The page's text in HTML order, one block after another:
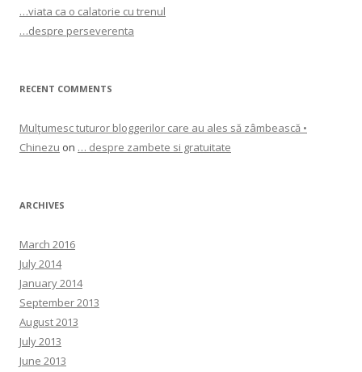
…viata ca o calatorie cu trenul
…despre perseverenta
RECENT COMMENTS
Mulţumesc tuturor bloggerilor care au ales să zâmbească •
Chinezu on … despre zambete si gratuitate
ARCHIVES
March 2016
July 2014
January 2014
September 2013
August 2013
July 2013
June 2013